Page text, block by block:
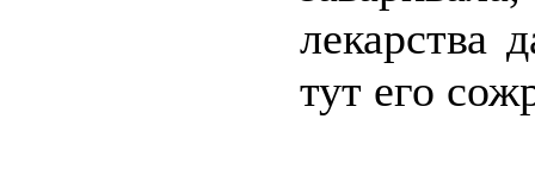
лекарства
тут его